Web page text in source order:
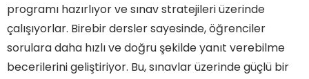
programı hazırlıyor ve sınav stratejileri üzerinde
çalışıyorlar. Birebir dersler sayesinde, öğrenciler
sorulara daha hızlı ve doğru şekilde yanıt verebilme
becerilerini geliştiriyor. Bu, sınavlar üzerinde güçlü bir